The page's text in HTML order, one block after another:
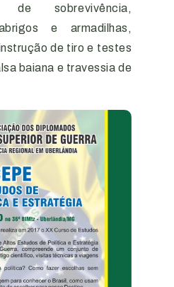
de sobrevivência,
e armadilhas,
de tiro e testes
baiana e travessia de